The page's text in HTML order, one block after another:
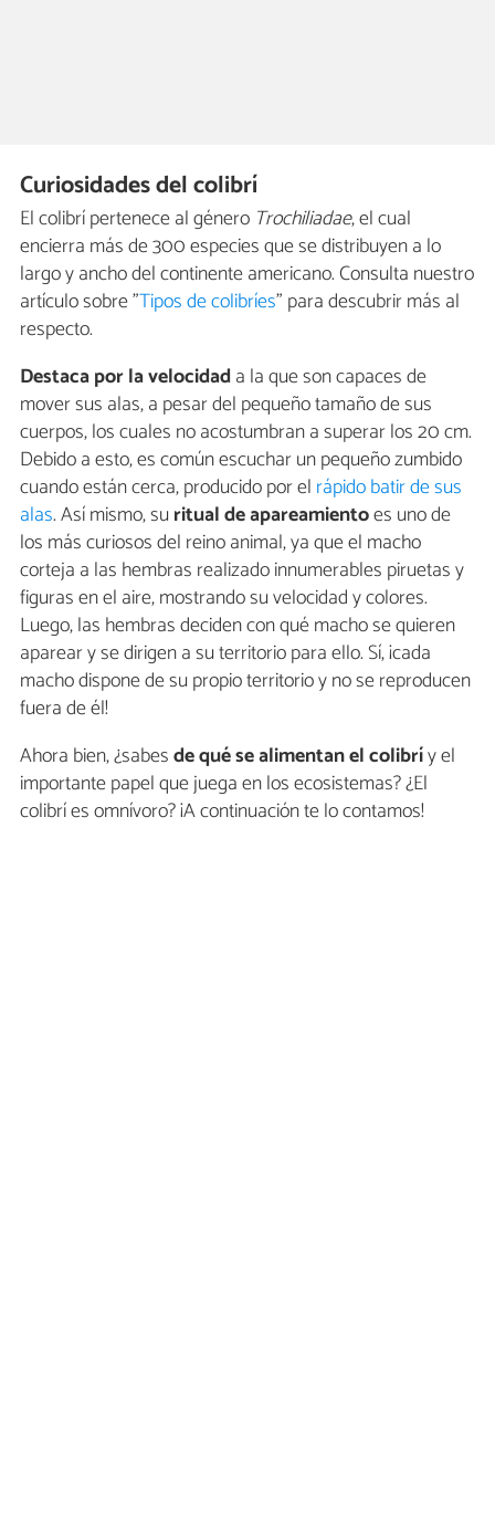
Curiosidades del colibrí
El colibrí pertenece al género Trochiliadae, el cual
encierra más de 300 especies que se distribuyen a lo
largo y ancho del continente americano. Consulta nuestro
artículo sobre "Tipos de colibríes" para descubrir más al
respecto.
Destaca por la velocidada la que son capaces de
mover sus alas, a pesar del pequeño tamaño de sus
cuerpos, los cuales no acostumbran a superar los 20 cm.
Debido a esto, es común escuchar un pequeño zumbido
cuando están cerca, producido por el rápido batir de sus
alas. Así mismo, suritual de apareamientoes uno de
los más curiosos del reino animal, ya que el macho
corteja a las hembras realizado innumerables piruetas y
figuras en el aire, mostrando su velocidad y colores.
Luego, las hembras deciden con qué macho se quieren
aparear y se dirigen a su territorio para ello. Sí, ¡cada
macho dispone de su propio territorio y no se reproducen
fuera de él!
Ahora bien, ¿sabesde qué se alimentan el colibríy el
importante papel que juega en los ecosistemas? ¿El
colibrí es omnívoro? ¡A continuación te lo contamos!